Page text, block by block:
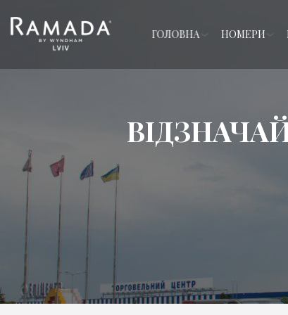
ГОЛОВНА НОМЕРИ